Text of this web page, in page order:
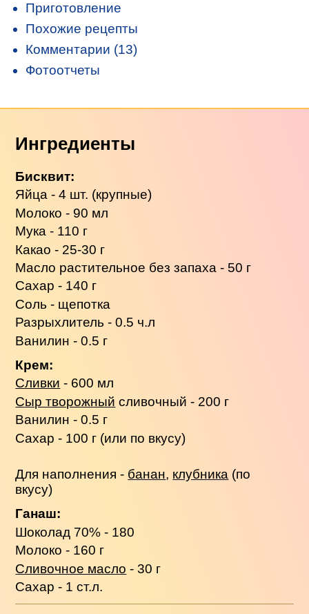
Приготовление
Похожие рецепты
Комментарии (13)
Фотоотчеты
Ингредиенты
Бисквит:
Яйца - 4 шт. (крупные)
Молоко - 90 мл
Мука - 110 г
Какао - 25-30 г
Масло растительное без запаха - 50 г
Сахар - 140 г
Соль - щепотка
Разрыхлитель - 0.5 ч.л
Ванилин - 0.5 г
Крем:
Сливки - 600 мл
Сыр творожный сливочный - 200 г
Ванилин - 0.5 г
Сахар - 100 г (или по вкусу)
Для наполнения - банан, клубника (по
вкусу)
Ганаш:
Шоколад 70% - 180
Молоко - 160 г
Сливочное масло - 30 г
Сахар - 1 ст.л.